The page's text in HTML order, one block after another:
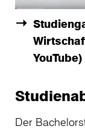
YouTube)
Der